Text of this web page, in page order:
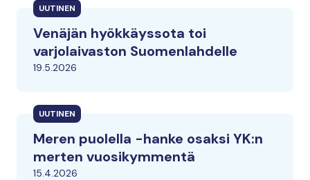
UUTINEN
Venäjän hyökkäyssota toi
varjolaivaston Suomenlahdelle
19.5.2026
UUTINEN
Meren puolella -hanke osaksi YK:n
merten vuosikymmentä
15.4.2026